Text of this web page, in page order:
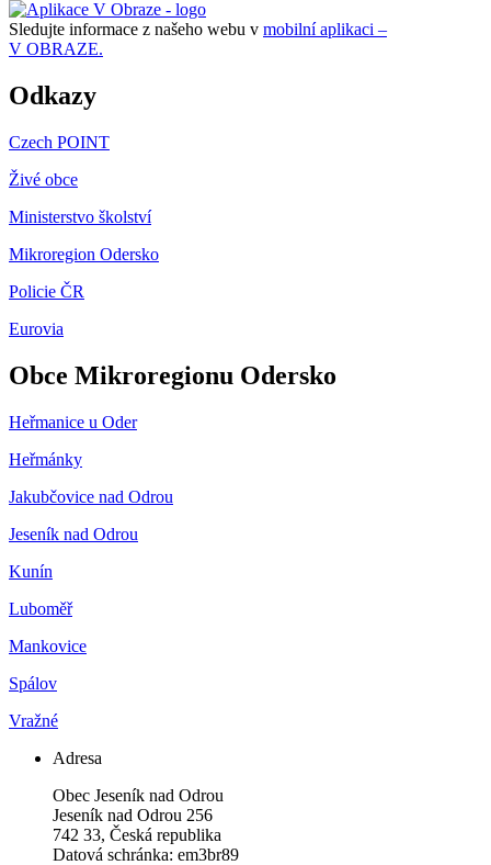
Sledujte informace z našeho webu v mobilní aplikaci –
V OBRAZE.
Odkazy
Czech POINT
Živé obce
Ministerstvo školství
Mikroregion Odersko
Policie ČR
Eurovia
Obce Mikroregionu Odersko
Heřmanice u Oder
Heřmánky
Jakubčovice nad Odrou
Jeseník nad Odrou
Kunín
Luboměř
Mankovice
Spálov
Vražné
Adresa
Obec Jeseník nad Odrou
Jeseník nad Odrou 256
742 33, Česká republika
Datová schránka: em3br89